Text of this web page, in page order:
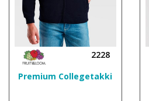
2228
Premium Collegetakki